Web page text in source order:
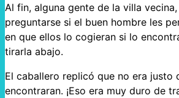
Al fin, alguna gente de la villa
preguntarse si el buen hombre les
en que ellos lo cogieran si lo
tirarla abajo.
El caballero replicó que no era
encontraran. ¡Eso era muy duro de